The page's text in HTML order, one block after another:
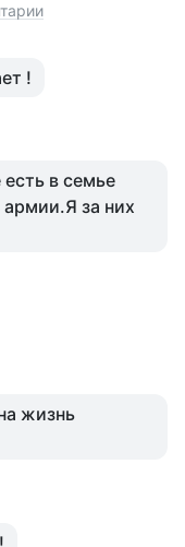
!
в семье
за них
жизнь